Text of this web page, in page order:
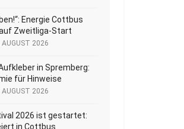
Energie Cottbus
Zweitliga-Start
2026
in Spremberg:
für Hinweise
2026
2026 ist gestartet:
in Cottbus